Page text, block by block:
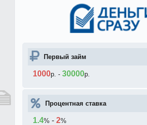
Первый займ
1000р. - 30000р.
Процентная ставка
1.4% - 2%